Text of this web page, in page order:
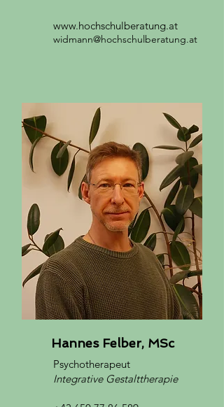
www.hochschulberatung.at
widmann@hochschulberatung.at
Hannes Felber, MSc
Psychotherapeut
Integrative Gestalttherapie